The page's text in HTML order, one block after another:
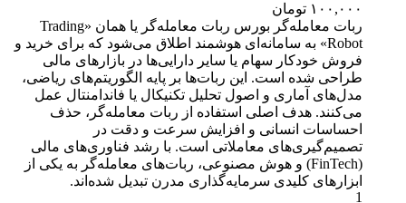
۱۰۰,۰۰۰ تومان
ربات معامله‌گر بورس ربات معامله‌گر یا همان «Trading
Robot» به سامانه‌ای هوشمند اطلاق می‌شود که برای خرید و
فروش خودکار سهام یا سایر دارایی‌ها در بازارهای مالی
طراحی شده است. این ربات‌ها بر پایه الگوریتم‌های ریاضی،
مدل‌های آماری و اصول تحلیل تکنیکال یا فاندامنتال عمل
می‌کنند. هدف اصلی استفاده از ربات معامله‌گر، حذف
احساسات انسانی و افزایش سرعت و دقت در
تصمیم‌گیری‌های معاملاتی است. با رشد فناوری‌های مالی
(FinTech) و هوش مصنوعی، ربات‌های معامله‌گر به یکی از
ابزارهای کلیدی سرمایه‌گذاری مدرن تبدیل شده‌اند.
1